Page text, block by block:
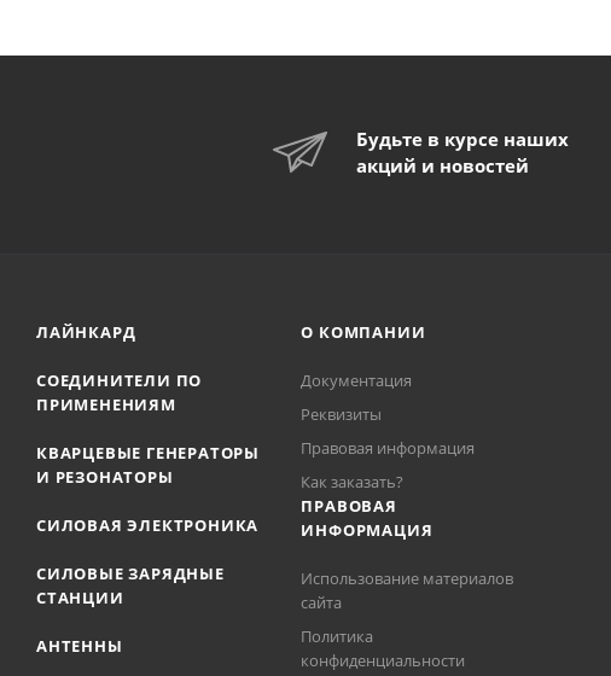
Будьте в курсе наших
акций и новостей
ЛАЙНКАРД
СОЕДИНИТЕЛИ ПО
ПРИМЕНЕНИЯМ
КВАРЦЕВЫЕ ГЕНЕРАТОРЫ
И РЕЗОНАТОРЫ
СИЛОВАЯ ЭЛЕКТРОНИКА
СИЛОВЫЕ ЗАРЯДНЫЕ
СТАНЦИИ
АНТЕННЫ
О КОМПАНИИ
Документация
Реквизиты
Правовая информация
Как заказать?
ПРАВОВАЯ
ИНФОРМАЦИЯ
Использование материалов
сайта
Политика
конфиденциальности